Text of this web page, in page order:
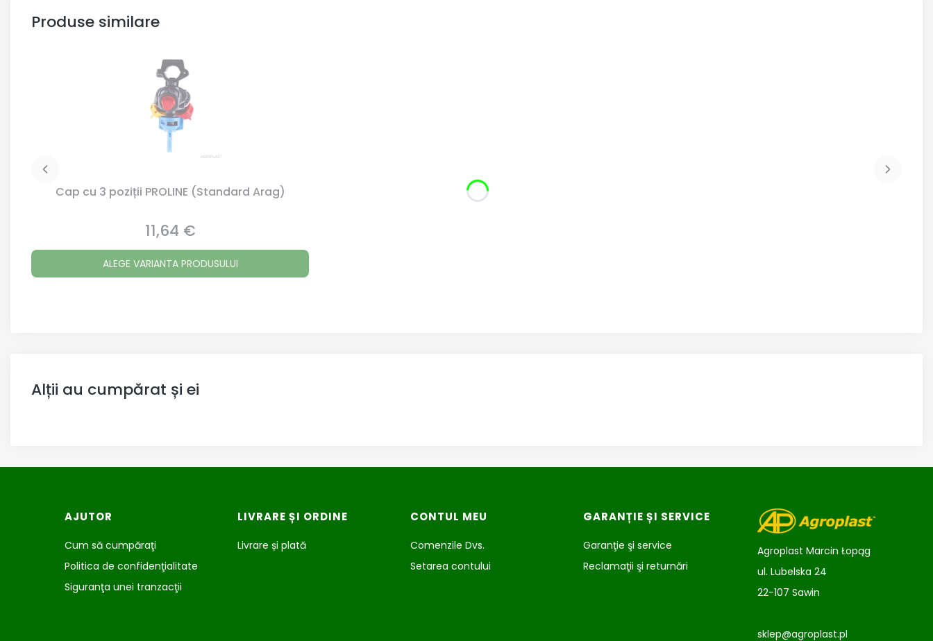
Produse similare
Cap cu 3 poziții PROLINE (Standard Arag)
Preț
11,64 €
ALEGE VARIANTA PRODUSULUI
Alții au cumpărat și ei
Meniu subsol
AJUTOR
Cum să cumpăraţi
Politica de confidenţialitate
Siguranţa unei tranzacţii
LIVRARE ȘI ORDINE
Livrare și plată
CONTUL MEU
Comenzile Dvs.
Setarea contului
GARANȚIE ȘI SERVICE
Garanţie şi service
Reclamaţii şi returnări
Agroplast Marcin Łopąg
ul. Lubelska 24
22-107 Sawin
sklep@agroplast.pl